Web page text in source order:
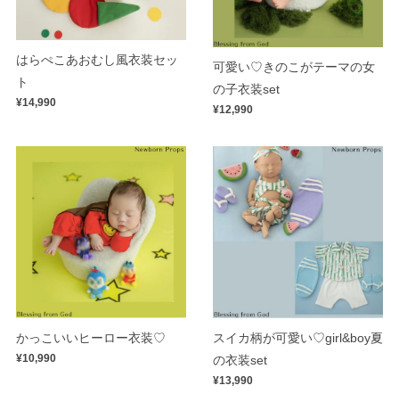
はらぺこあおむし風衣装セッ
ト
¥14,990
可愛い♡きのこがテーマの女
の子衣装set
¥12,990
かっこいいヒーロー衣装♡
¥10,990
スイカ柄が可愛い♡girl&boy夏
の衣装set
¥13,990